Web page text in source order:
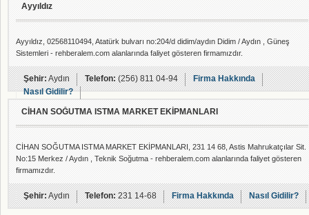
Ayyıldız
Ayyıldız, 02568110494, Atatürk bulvarı no:204/d didim/aydın Didim / Aydın , Güneş
Sistemleri - rehberalem.com alanlarında faliyet gösteren firmamızdır.
Şehir:Aydın Telefon:(256) 811 04-94
Firma Hakkında
Nasıl Gidilir?
CİHAN SOĞUTMA ISTMA MARKET EKİPMANLARI
CİHAN SOĞUTMA ISTMA MARKET EKİPMANLARI, 231 14 68, Astis Mahrukatçılar Sit.
No:15 Merkez / Aydın , Teknik Soğutma - rehberalem.com alanlarında faliyet gösteren
firmamızdır.
Şehir:Aydın Telefon:231 14-68 Firma Hakkında Nasıl Gidilir?